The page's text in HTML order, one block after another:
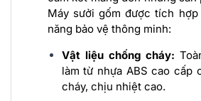
Máy sưởi gốm được tích
năng bảo vệ thông minh:
Vật liệu chống cháy:
làm từ nhựa ABS cao cấp
cháy, chịu nhiệt cao.